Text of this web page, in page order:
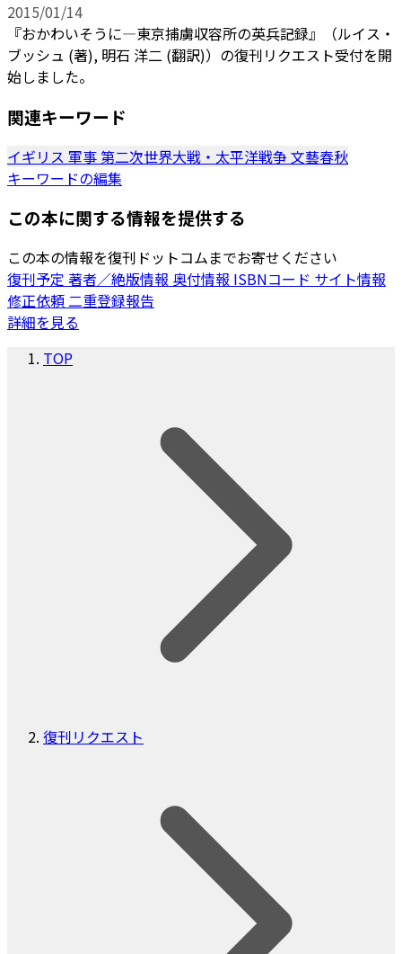
2015/01/14
『おかわいそうに―東京捕虜収容所の英兵記録』（ルイス・
ブッシュ (著), 明石 洋二 (翻訳)）の復刊リクエスト受付を開
始しました。
関連キーワード
イギリス 軍事第二次世界大戦・太平洋戦争文藝春秋
キーワードの編集
この本に関する情報を提供する
この本の情報を復刊ドットコムまでお寄せください
復刊予定 著者／絶版情報 奥付情報 ISBNコード サイト情報
修正依頼二重登録報告
詳細を見る
TOP
復刊リクエスト